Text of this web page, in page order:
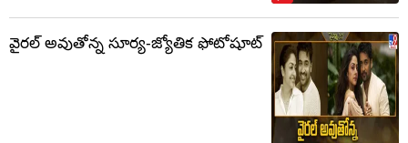
వైరల్ అవుతోన్న సూర్య-జ్యోతిక ఫోటోషూట్